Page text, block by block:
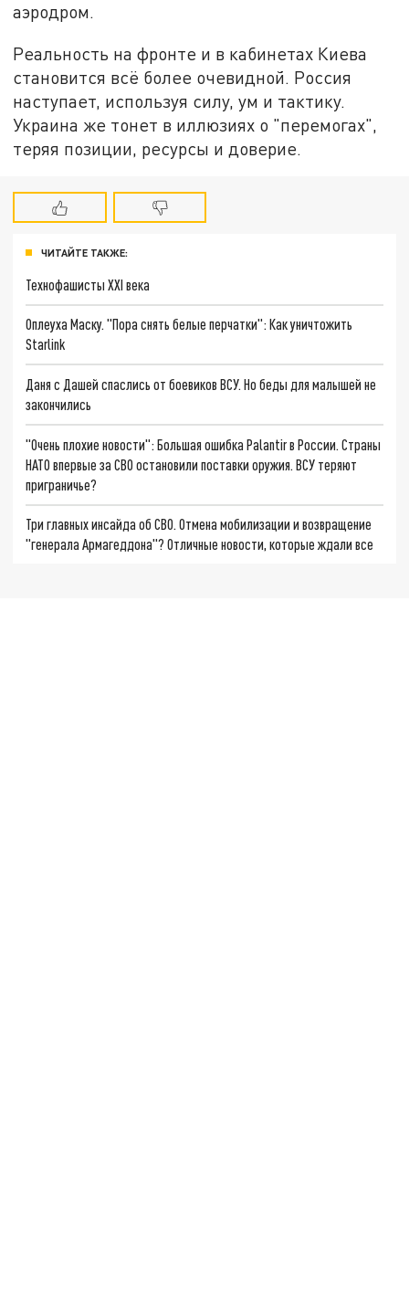
аэродром.
Реальность на фронте и в кабинетах Киева
становится всё более очевидной. Россия
наступает, используя силу, ум и тактику.
Украина же тонет в иллюзиях о "перемогах",
теряя позиции, ресурсы и доверие.
ЧИТАЙТЕ ТАКЖЕ:
Технофашисты XXI века
Оплеуха Маску. "Пора снять белые перчатки": Как уничтожить
Starlink
Даня с Дашей спаслись от боевиков ВСУ. Но беды для малышей не
закончились
"Очень плохие новости": Большая ошибка Palantir в России. Страны
НАТО впервые за СВО остановили поставки оружия. ВСУ теряют
приграничье?
Три главных инсайда об СВО. Отмена мобилизации и возвращение
"генерала Армагеддона"? Отличные новости, которые ждали все